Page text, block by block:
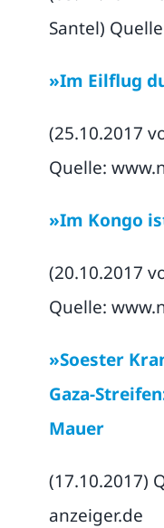
Santel)
»Im Eilflug
(25.10.2017
Quelle:
»Im Kongo
(20.10.2017
Quelle:
»Soester
Gaza-
Mauer
(17.10.2017)
anzeiger.de